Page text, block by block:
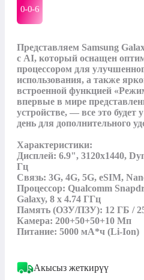
0-0-6
Представляем Samsung
с AI, который оснащен
процессором для
использования, а также
встроенной функцией
впервые в мире
устройстве, — все это
день для дополнительного
Характеристики:
Дисплей: 6.9", 3120x1440,
Гц
Связь: 3G, 4G, 5G, eSIM,
Процессор: Qualcomm
Galaxy, 8 x 4.74 ГГц
Память (ОЗУ/ПЗУ): 12 ГБ /
Камера: 200+50+50+10 Мп
Питание: 5000 мА*ч (Li-Ion)
Акысыз жеткирүү